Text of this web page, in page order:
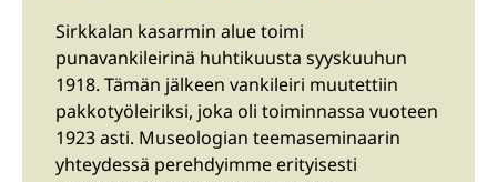
Sirkkalan kasarmin alue toimi
punavankileirinä huhtikuusta syyskuuhun
1918. Tämän jälkeen vankileiri muutettiin
pakkotyöleiriksi, joka oli toiminnassa vuoteen
1923 asti. Museologian teemaseminaarin
yhteydessä perehdyimme erityisesti